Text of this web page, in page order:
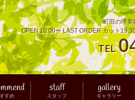
町田の理
OPEN 10:00〜 LAST ORDER カット
TEL
すめ
staff
スタッフ
gallery
ギャラリー